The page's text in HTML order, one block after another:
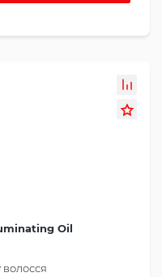
Oil
волосся